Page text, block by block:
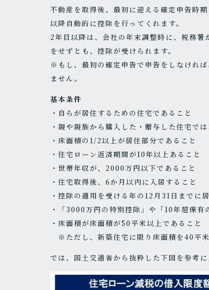
不動産を取得後、最初に迎える確定申告時
以降自動的に控除を行ってくれます。
2年目以降は、会社の年末調整時に、税務
をせずとも、控除が受けられます。
※もし、最初の確定申告で申告をしなけれ
ません。
基本条件
・自らが居住するための住宅であること
・親や親族から購入した・贈与した住宅では
・床面積の1/2以上が居住部分であること
・住宅ローン返済期間が10年以上あること
・世帯年収が、2000万円以下であること
・住宅取得後、6か月以内に入居すること
・控除の適用を受ける年の12月31日までに
・「3000万円の特別控除」や「10年超保
・床面積が床面積が50平米以上であること
※ただし、新築住宅に限り床面積を40平
では、国土交通省から抜粋した下図を参考に